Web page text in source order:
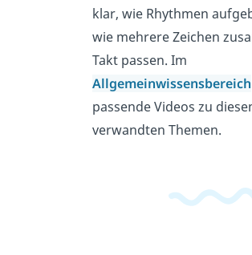
klar, wie Rhythmen
wie mehrere Zeichen
Takt passen. Im
Allgemeinwissensbereich
passende Videos zu
verwandten Themen.